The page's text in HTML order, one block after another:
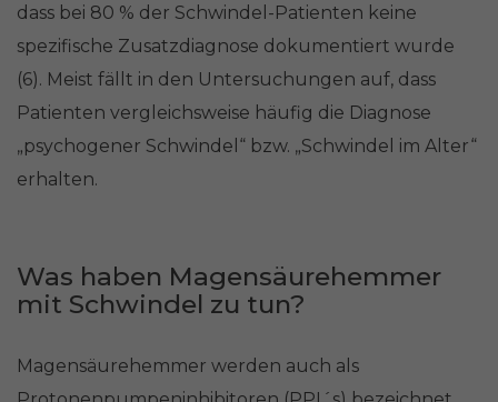
dass bei 80 % der Schwindel-Patienten keine
spezifische Zusatzdiagnose dokumentiert wurde
(6). Meist fällt in den Untersuchungen auf, dass
Patienten vergleichsweise häufig die Diagnose
„psychogener Schwindel“ bzw. „Schwindel im Alter“
erhalten.
Was haben Magensäurehemmer
mit Schwindel zu tun?
Magensäurehemmer werden auch als